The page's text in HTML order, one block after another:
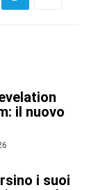
il nuovo
i suoi